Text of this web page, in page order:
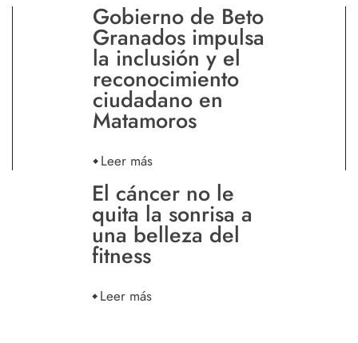
Gobierno de Beto
Granados impulsa
la inclusión y el
reconocimiento
ciudadano en
Matamoros
Leer más
El cáncer no le
quita la sonrisa a
una belleza del
fitness
Leer más